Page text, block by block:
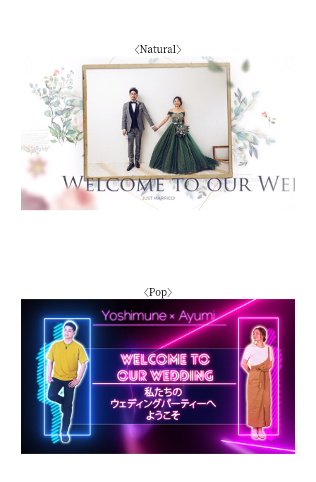
〈Natural〉
〈Pop〉